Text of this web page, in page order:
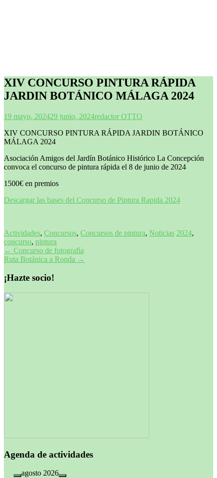
XIV CONCURSO PINTURA RÁPIDA
JARDIN BOTÁNICO MÁLAGA 2024
19 mayo, 202429 junio, 2024redactor OTTO
XIV CONCURSO PINTURA RÁPIDA JARDIN BOTÁNICO
MÁLAGA 2024
Asociación Amigos del Jardín Botánico Histórico La Concepción
convoca el concurso de pintura rápida el 8 de junio de 2024
1500€ en premios
Descargar las bases del Concurso de Pintura Rapida 2024
Actividades, Concursos, Concursos de pintura, Noticias 2024,
concurso, pintura
Navegación
de
entradas
← Concurso de fotografía
Ruta Botánica a Ronda →
¡Hazte socio!
Agenda de actividades
agosto 2026